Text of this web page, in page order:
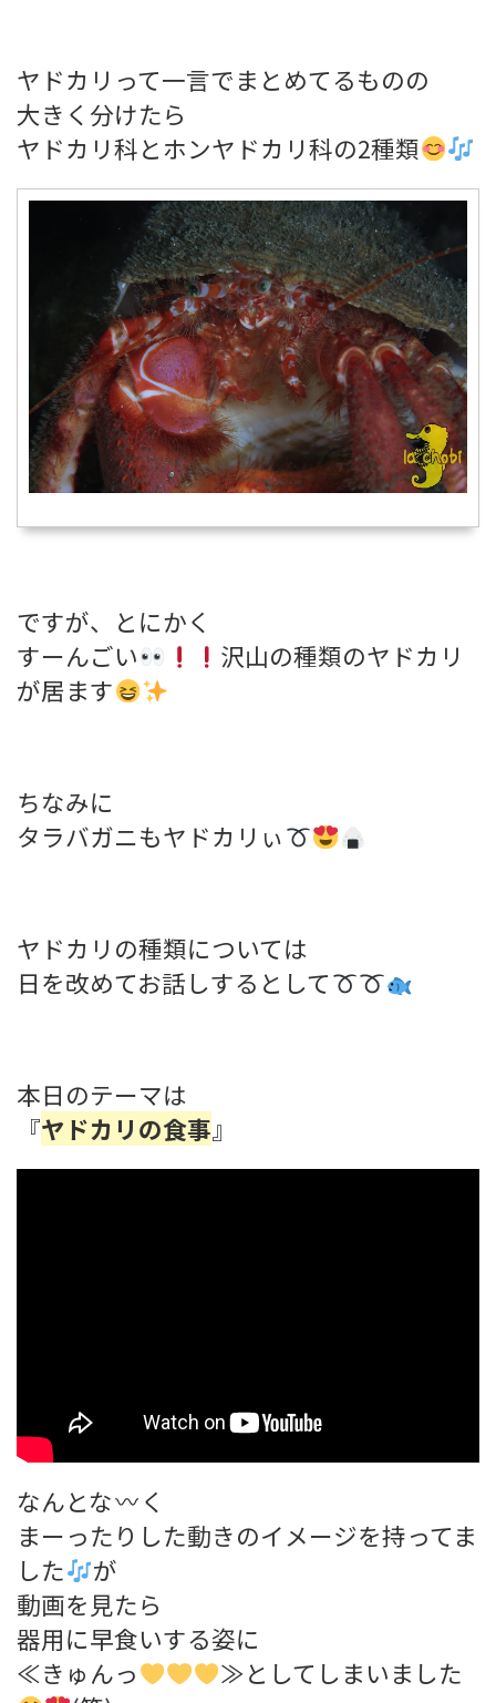
ヤドカリって一言でまとめてるものの
大きく分けたら
ヤドカリ科とホンヤドカリ科の2種類
ですが、とにかく
すーんごい
沢山の種類のヤドカリ
が居ます
ちなみに
タラバガニもヤドカリぃ
ヤドカリの種類については
日を改めてお話しするとして
本日のテーマは
『ヤドカリの食事』
なんとな
く
まーったりした動きのイメージを持ってま
した
が
動画を見たら
器用に早食いする姿に
≪きゅんっ
≫としてしまいました